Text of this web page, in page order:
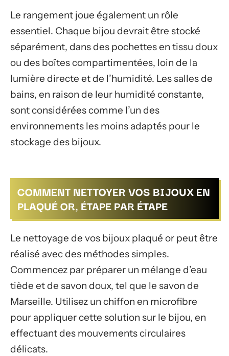
Le rangement joue également un rôle
essentiel. Chaque bijou devrait être stocké
séparément, dans des pochettes en tissu doux
ou des boîtes compartimentées, loin de la
lumière directe et de l’humidité. Les salles de
bains, en raison de leur humidité constante,
sont considérées comme l’un des
environnements les moins adaptés pour le
stockage des bijoux.
COMMENT NETTOYER VOS BIJOUX EN
PLAQUÉ OR, ÉTAPE PAR ÉTAPE
Le nettoyage de vos bijoux plaqué or peut être
réalisé avec des méthodes simples.
Commencez par préparer un mélange d’eau
tiède et de savon doux, tel que le savon de
Marseille. Utilisez un chiffon en microfibre
pour appliquer cette solution sur le bijou, en
effectuant des mouvements circulaires
délicats.